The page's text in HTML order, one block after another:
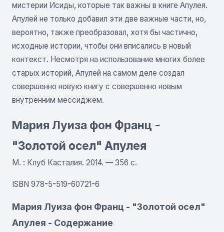
мистерии Исиды, которые так важны в книге Апулея.
Апулей не только добавил эти две важные части, но,
вероятно, также преобразовал, хотя бы частично,
исходные истории, чтобы они вписались в новый
контекст. Несмотря на использование многих более
старых историй, Апулей на самом деле создал
совершенно новую книгу с совершенно новым
внутренним мессиджем.
Мария Луиза фон Франц -
"Золотой осел" Апулея
М. : Клуб Касталия. 2014. — 356 с.
ISBN 978-5-519-60721-6
Мария Луиза фон Франц - "Золотой осел"
Апулея - Содержание